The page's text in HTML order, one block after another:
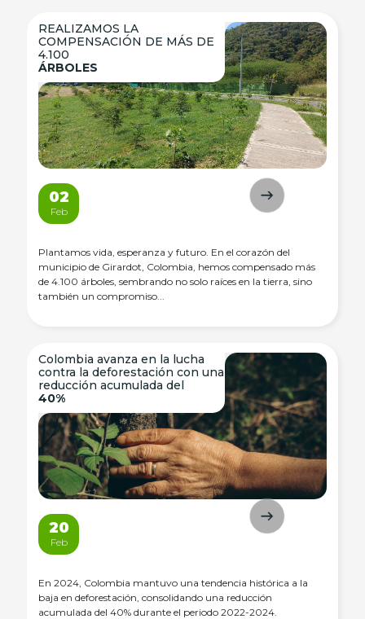
REALIZAMOS LA
COMPENSACIÓN DE MÁS DE
4.100
ÁRBOLES
02
Feb
Plantamos vida, esperanza y futuro. En el corazón del
municipio de Girardot, Colombia, hemos compensado más
de 4.100 árboles, sembrando no solo raíces en la tierra, sino
también un compromiso...
Colombia avanza en la lucha
contra la deforestación con una
reducción acumulada del
40%
20
Feb
En 2024, Colombia mantuvo una tendencia histórica a la
baja en deforestación, consolidando una reducción
acumulada del 40% durante el periodo 2022-2024.